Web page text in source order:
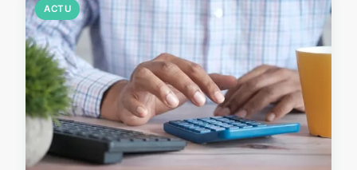
ACTU